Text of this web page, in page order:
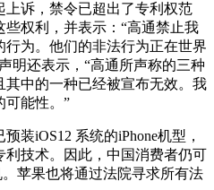
诉，禁令已超出了专利权范
权利，并表示：“高通禁止我
为。他们的非法行为正在世界
明还表示，“高通所声称的三种
中的一种已经被宣布无效。我
可能性。”
iOS12 系统的iPhone机型，
技术。因此，中国消费者仍可
。苹果也将通过法院寻求所有法